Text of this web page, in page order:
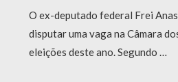
O ex-deputado federal Frei
disputar uma vaga na Câmara
eleições deste ano. Segundo …